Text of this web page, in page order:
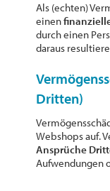
Als (echten)
einen
durch einen
daraus
Dritten)
Webshops auf.
Ansprüche
Aufwendungen